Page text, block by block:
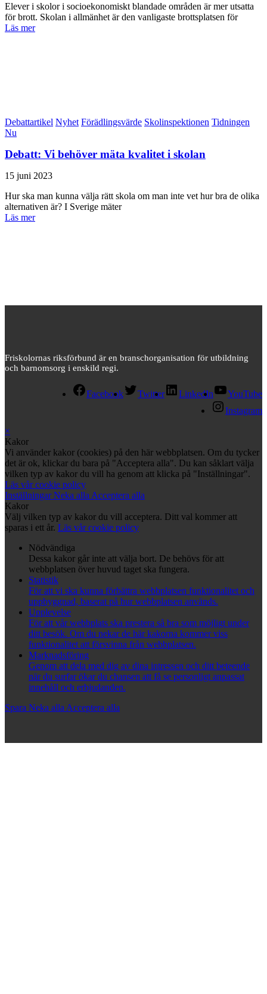
Elever i skolor i socioekonomiskt blandade områden är mer utsatta
för brott. Skolan i allmänhet är den vanligaste brottsplatsen för
Läs mer
Debattartikel Nyhet Förädlingsvärde Skolinspektionen Tidningen
Nu
Debatt: Vi behöver mäta kvalitet i skolan
15 juni 2023
Hur ska man kunna välja rätt skola om man inte vet hur bra de olika
alternativen är? I Sverige mäter
Läs mer
Friskolornas riksförbund är en branschorganisation för utbildning
och barnomsorg i enskild regi.
Facebook Twitter LinkedIn
YouTube
Instagram
×
Kakor
Vi använder kakor (cookies) på den här webbplatsen. Om du tycker
det är ok, klickar du bara på "Acceptera alla". Du kan såklart välja
vilken typ av kakor du vill ha genom att klicka på "Inställningar".
Läs vår cookie policy
InställningarNeka alla Acceptera alla
Kakor
Välj vilken typ av kakor du vill acceptera. Ditt val kommer att
sparas i ett år. Läs vår cookie policy
Nödvändiga
Dessa kakor går inte att välja bort. De behövs för att
webbplatsen över huvud taget ska fungera.
Statistik
För att vi ska kunna förbättra webbplatsen funktionalitet och
uppbyggnad, baserat på hur webbplatsen används.
Upplevelse
För att vår webbplats ska prestera så bra som möjligt under
ditt besök. Om du nekar de här kakorna kommer viss
funktionalitet att försvinna från webbplatsen.
Marknadsföring
Genom att dela med dig av dina intressen och ditt beteende
när du surfar ökar du chansen att få se personligt anpassat
innehåll och erbjudanden.
Spara Neka alla Acceptera alla